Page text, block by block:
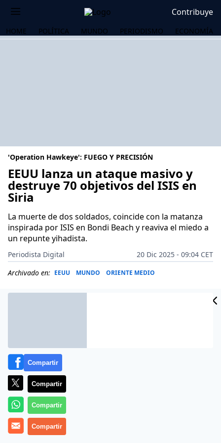
Contribuye
HOME POLÍTICA MUNDO PERIODISMO ECONOMÍA
'Operation Hawkeye': FUEGO Y PRECISIÓN
EEUU lanza un ataque masivo y
destruye 70 objetivos del ISIS en
Siria
La muerte de dos soldados, coincide con la matanza
inspirada por ISIS en Bondi Beach y reaviva el miedo a
un repunte yihadista.
Periodista Digital
20 Dic 2025 - 09:04 CET
Archivado en: EEUU MUNDO ORIENTE MEDIO
Más información
Compartir
Compartir
Compartir
Compartir